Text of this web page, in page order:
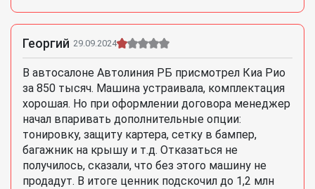
Георгий 29.09.2024
В автосалоне Автолиния РБ присмотрел Киа Рио
за 850 тысяч. Машина устраивала, комплектация
хорошая. Но при оформлении договора менеджер
начал впаривать дополнительные опции:
тонировку, защиту картера, сетку в бампер,
багажник на крышу и т.д. Отказаться не
получилось, сказали, что без этого машину не
продадут. В итоге ценник подскочил до 1,2 млн